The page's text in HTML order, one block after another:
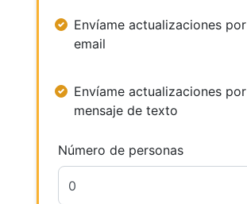
Envíame actualizaciones por
email
Envíame actualizaciones por
mensaje de texto
Número de personas